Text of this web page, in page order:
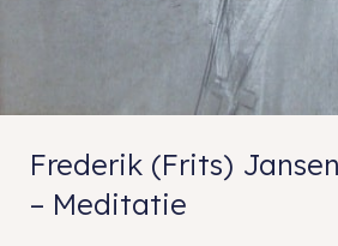
Frederik (Frits)
– Meditatie